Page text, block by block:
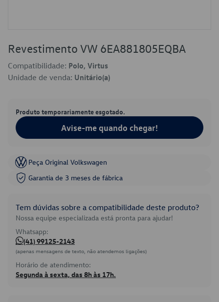
Revestimento VW 6EA881805EQBA
Compatibilidade: Polo, Virtus
Unidade de venda: Unitário(a)
Produto temporariamente esgotado.
Avise-me quando chegar!
Peça Original Volkswagen
Garantia de 3 meses de fábrica
Tem dúvidas sobre a compatibilidade deste produto?
Nossa equipe especializada está pronta para ajudar!
Whatsapp:
(41) 99125-2143
(apenas mensagens de texto, não atendemos ligações)
Horário de atendimento:
Segunda à sexta, das 8h às 17h.